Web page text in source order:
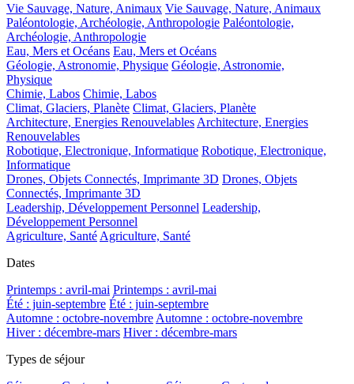
Vie Sauvage, Nature, Animaux Vie Sauvage, Nature, Animaux
Paléontologie, Archéologie, Anthropologie Paléontologie,
Archéologie, Anthropologie
Eau, Mers et Océans Eau, Mers et Océans
Géologie, Astronomie, Physique Géologie, Astronomie,
Physique
Chimie, Labos Chimie, Labos
Climat, Glaciers, Planète Climat, Glaciers, Planète
Architecture, Energies Renouvelables Architecture, Energies
Renouvelables
Robotique, Electronique, Informatique Robotique, Electronique,
Informatique
Drones, Objets Connectés, Imprimante 3D Drones, Objets
Connectés, Imprimante 3D
Leadership, Développement Personnel Leadership,
Développement Personnel
Agriculture, Santé Agriculture, Santé
Dates
Printemps : avril-mai Printemps : avril-mai
Été : juin-septembre Été : juin-septembre
Automne : octobre-novembre Automne : octobre-novembre
Hiver : décembre-mars Hiver : décembre-mars
Types de séjour